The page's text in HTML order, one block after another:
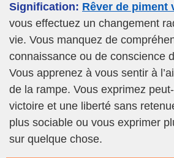
Signification: Rêver de piment
vous effectuez un changement
vie. Vous manquez de
connaissance ou de conscience
Vous apprenez à vous sentir à
de la rampe. Vous exprimez
victoire et une liberté sans
plus sociable ou vous exprimer
sur quelque chose.